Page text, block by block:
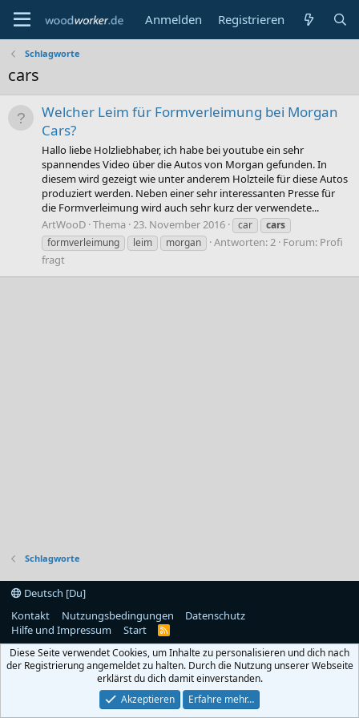
Anmelden Registrieren
Schlagworte
cars
Welcher Leim für Formverleimung bei Morgan
Cars?
Hallo liebe Holzliebhaber, ich habe bei youtube ein sehr
spannendes Video über die Autos von Morgan gefunden. In
diesem wird gezeigt wie unter anderem Holzteile für diese Autos
produziert werden. Neben einer sehr interessanten Presse für
die Formverleimung wird auch sehr kurz der verwendete...
ArtWooD Thema 23. November 2016 car
cars
formverleimung
leim morgan Antworten: 2 Forum: Profi
fragt
Schlagworte
Deutsch [Du]
Kontakt
Nutzungsbedingungen
Datenschutz
Hilfe und Impressum
Start
R
S
Diese Seite verwendet Cookies, um Inhalte zu personalisieren und dich nach
der Registrierung angemeldet zu halten. Durch die Nutzung unserer Webseite
erklärst du dich damit einverstanden.
Akzeptieren
Erfahre mehr…